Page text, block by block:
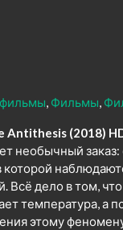
Фильмы
Antithesis (2018)
необычный
которой
Всё дело в том,
температура, а
этому